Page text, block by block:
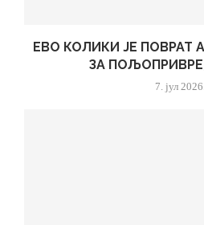
ЕВО КОЛИКИ ЈЕ ПОВРАТ
ЗА
7. јул 2026.